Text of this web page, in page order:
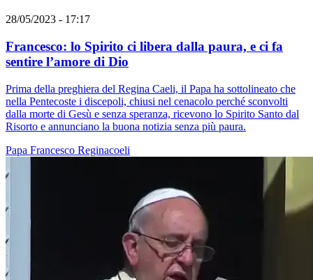
28/05/2023 - 17:17
Francesco: lo Spirito ci libera dalla paura, e ci fa
sentire l’amore di Dio
Prima della preghiera del Regina Caeli, il Papa ha sottolineato che
nella Pentecoste i discepoli, chiusi nel cenacolo perché sconvolti
dalla morte di Gesù e senza speranza, ricevono lo Spirito Santo dal
Risorto e annunciano la buona notizia senza più paura.
Papa Francesco Reginacoeli